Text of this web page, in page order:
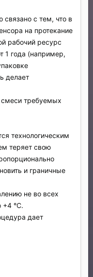
связано с тем, что в
на протекание
рабочий ресурс
1 года (например,
делает
смеси требуемых
технологическим
теряет свою
и граничные
не во всех
°C.
дает